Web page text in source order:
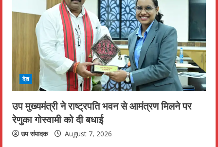
देश
उप मुख्यमंत्री ने राष्ट्रपति भवन से आमंत्रण मिलने पर
रेणुका गोस्वामी को दी बधाई
उप संपादक August 7, 2026